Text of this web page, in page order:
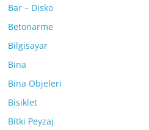
Bar – Disko
Betonarme
Bilgisayar
Bina
Bina Objeleri
Bisiklet
Bitki Peyzaj